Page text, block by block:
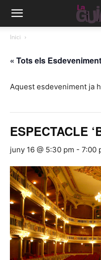
Inici
« Tots els
Aquest esdeveniment ja
ESPECTACLE
juny 16 @ 5:30 pm - 7:00